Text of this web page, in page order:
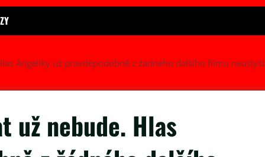
Angeliky už pravděpodobně z žádného dalšího filmu
už nebude. Hlas